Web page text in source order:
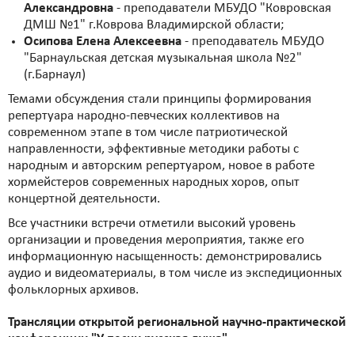
Александровна - преподаватели МБУДО "Ковровская
ДМШ №1" г.Коврова Владимирской области;
Осипова Елена Алексеевна - преподаватель МБУДО
"Барнаульская детская музыкальная школа №2"
(г.Барнаул)
Темами обсуждения стали принципы формирования
репертуара народно-певческих коллективов на
современном этапе в том числе патриотической
направленности, эффективные методики работы с
народным и авторским репертуаром, новое в работе
хормейстеров современных народных хоров, опыт
концертной деятельности.
Все участники встречи отметили высокий уровень
организации и проведения мероприятия, также его
информационную насыщенность: демонстрировались
аудио и видеоматериалы, в том числе из экспедиционных
фольклорных архивов.
Трансляции открытой региональной научно-практической